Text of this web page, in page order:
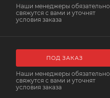
Наши менеджеры обязательно
свяжутся с вами и уточнят
условия заказа
ПОД ЗАКАЗ
Наши менеджеры обязательно
свяжутся с вами и уточнят
условия заказа